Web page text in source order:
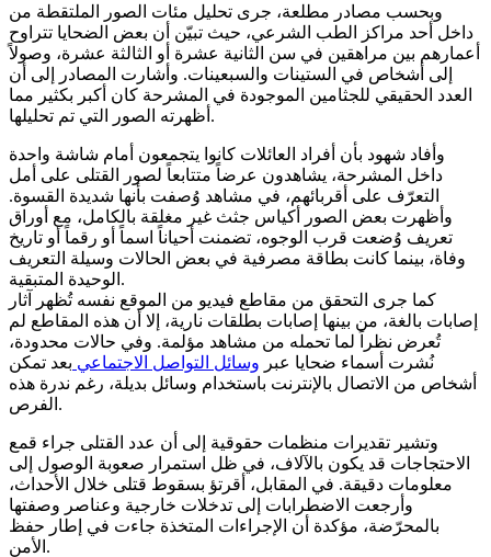
وبحسب مصادر مطلعة، جرى تحليل مئات الصور الملتقطة من
داخل أحد مراكز الطب الشرعي، حيث تبيّن أن بعض الضحايا تتراوح
أعمارهم بين مراهقين في سن الثانية عشرة أو الثالثة عشرة، وصولاً
إلى أشخاص في الستينات والسبعينات. وأشارت المصادر إلى أن
العدد الحقيقي للجثامين الموجودة في المشرحة كان أكبر بكثير مما
أظهرته الصور التي تم تحليلها.
وأفاد شهود بأن أفراد العائلات كانوا يتجمعون أمام شاشة واحدة
داخل المشرحة، يشاهدون عرضاً متتابعاً لصور القتلى على أمل
التعرّف على أقربائهم، في مشاهد وُصفت بأنها شديدة القسوة.
وأظهرت بعض الصور أكياس جثث غير مغلقة بالكامل، مع أوراق
تعريف وُضعت قرب الوجوه، تضمنت أحياناً اسماً أو رقماً أو تاريخ
وفاة، بينما كانت بطاقة مصرفية في بعض الحالات وسيلة التعريف
الوحيدة المتبقية.
كما جرى التحقق من مقاطع فيديو من الموقع نفسه تُظهر آثار
إصابات بالغة، من بينها إصابات بطلقات نارية، إلا أن هذه المقاطع لم
تُعرض نظراً لما تحمله من مشاهد مؤلمة. وفي حالات محدودة،
نُشرت أسماء ضحايا عبر وسائل التواصل الاجتماعي بعد تمكن
أشخاص من الاتصال بالإنترنت باستخدام وسائل بديلة، رغم ندرة هذه
الفرص.
وتشير تقديرات منظمات حقوقية إلى أن عدد القتلى جراء قمع
الاحتجاجات قد يكون بالآلاف، في ظل استمرار صعوبة الوصول إلى
معلومات دقيقة. في المقابل، أقرتؤ بسقوط قتلى خلال الأحداث،
وأرجعت الاضطرابات إلى تدخلات خارجية وعناصر وصفتها
بالمحرّضة، مؤكدة أن الإجراءات المتخذة جاءت في إطار حفظ
الأمن.